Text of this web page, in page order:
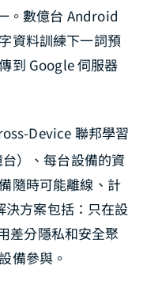
。數億台 Android
資料訓練下一詞預
到 Google 伺服器
Device 聯邦學習
）、每台設備的資
隨時可能離線、計
方案包括：只在設
差分隱私和安全聚
備參與。